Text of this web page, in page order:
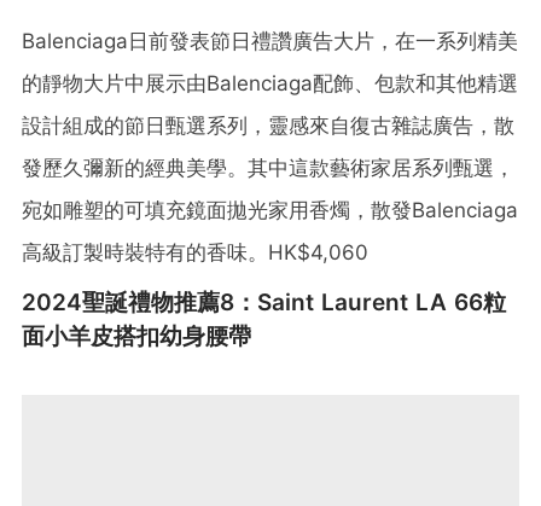
Balenciaga日前發表節日禮讚廣告大片，在一系列精美
的靜物大片中展示由Balenciaga配飾、包款和其他精選
設計組成的節日甄選系列，靈感來自復古雜誌廣告，散
發歷久彌新的經典美學。其中這款藝術家居系列甄選，
宛如雕塑的可填充鏡面拋光家用香燭，散發Balenciaga
高級訂製時裝特有的香味。HK$4,060
2024聖誕禮物推薦8：Saint Laurent LA 66粒
面小羊皮搭扣幼身腰帶